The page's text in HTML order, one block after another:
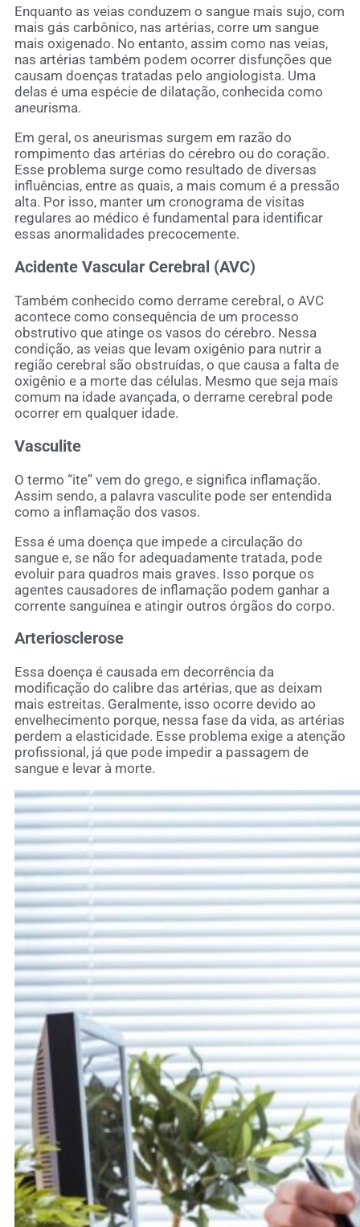
Enquanto as veias conduzem o sangue mais sujo, com
mais gás carbônico, nas artérias, corre um sangue
mais oxigenado. No entanto, assim como nas veias,
nas artérias também podem ocorrer disfunções que
causam doenças tratadas pelo angiologista. Uma
delas é uma espécie de dilatação, conhecida como
aneurisma.
Em geral, os aneurismas surgem em razão do
rompimento das artérias do cérebro ou do coração.
Esse problema surge como resultado de diversas
influências, entre as quais, a mais comum é a pressão
alta. Por isso, manter um cronograma de visitas
regulares ao médico é fundamental para identificar
essas anormalidades precocemente.
Acidente Vascular Cerebral (AVC)
Também conhecido como derrame cerebral, o AVC
acontece como consequência de um processo
obstrutivo que atinge os vasos do cérebro. Nessa
condição, as veias que levam oxigênio para nutrir a
região cerebral são obstruídas, o que causa a falta de
oxigênio e a morte das células. Mesmo que seja mais
comum na idade avançada, o derrame cerebral pode
ocorrer em qualquer idade.
Vasculite
O termo “ite” vem do grego, e significa inflamação.
Assim sendo, a palavra vasculite pode ser entendida
como a inflamação dos vasos.
Essa é uma doença que impede a circulação do
sangue e, se não for adequadamente tratada, pode
evoluir para quadros mais graves. Isso porque os
agentes causadores de inflamação podem ganhar a
corrente sanguínea e atingir outros órgãos do corpo.
Arteriosclerose
Essa doença é causada em decorrência da
modificação do calibre das artérias, que as deixam
mais estreitas. Geralmente, isso ocorre devido ao
envelhecimento porque, nessa fase da vida, as artérias
perdem a elasticidade. Esse problema exige a atenção
profissional, já que pode impedir a passagem de
sangue e levar à morte.